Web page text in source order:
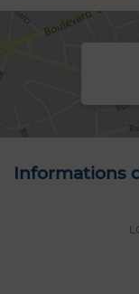
Informations